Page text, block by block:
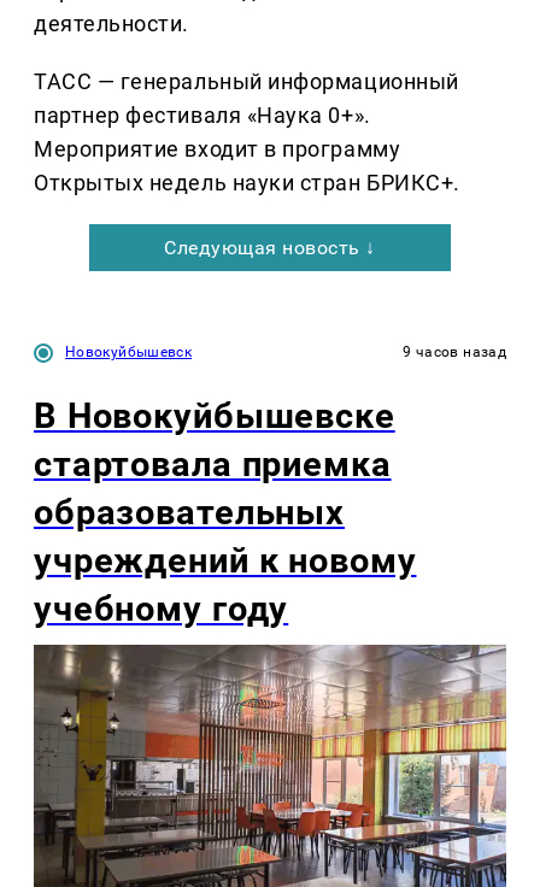
деятельности.
ТАСС — генеральный информационный
партнер фестиваля «Наука 0+».
Мероприятие входит в программу
Открытых недель науки стран БРИКС+.
Следующая новость ↓
Новокуйбышевск 9 часов назад
В Новокуйбышевске
стартовала приемка
образовательных
учреждений к новому
учебному году